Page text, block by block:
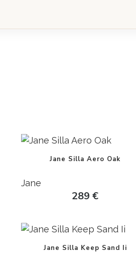
Jane Silla Aero Oak
Jane
289€
Jane Silla Keep Sand Ii